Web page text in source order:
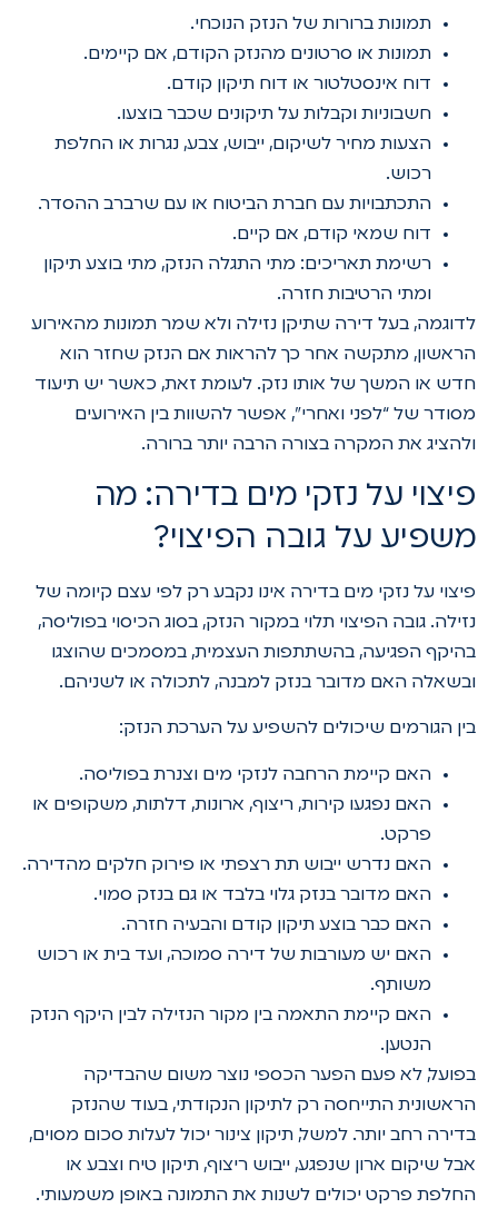
תמונות ברורות של הנזק הנוכחי.
תמונות או סרטונים מהנזק הקודם, אם קיימים.
דוח אינסטלטור או דוח תיקון קודם.
חשבוניות וקבלות על תיקונים שכבר בוצעו.
הצעות מחיר לשיקום, ייבוש, צבע, נגרות או החלפת
רכוש.
התכתבויות עם חברת הביטוח או עם שרברב ההסדר.
דוח שמאי קודם, אם קיים.
רשימת תאריכים: מתי התגלה הנזק, מתי בוצע תיקון
ומתי הרטיבות חזרה.
לדוגמה, בעל דירה שתיקן נזילה ולא שמר תמונות מהאירוע
הראשון, מתקשה אחר כך להראות אם הנזק שחזר הוא
חדש או המשך של אותו נזק. לעומת זאת, כאשר יש תיעוד
מסודר של “לפני ואחרי”, אפשר להשוות בין האירועים
ולהציג את המקרה בצורה הרבה יותר ברורה.
פיצוי על נזקי מים בדירה: מה
משפיע על גובה הפיצוי?
פיצוי על נזקי מים בדירה אינו נקבע רק לפי עצם קיומה של
נזילה. גובה הפיצוי תלוי במקור הנזק, בסוג הכיסוי בפוליסה,
בהיקף הפגיעה, בהשתתפות העצמית, במסמכים שהוצגו
ובשאלה האם מדובר בנזק למבנה, לתכולה או לשניהם.
בין הגורמים שיכולים להשפיע על הערכת הנזק:
האם קיימת הרחבה לנזקי מים וצנרת בפוליסה.
האם נפגעו קירות, ריצוף, ארונות, דלתות, משקופים או
פרקט.
האם נדרש ייבוש תת רצפתי או פירוק חלקים מהדירה.
האם מדובר בנזק גלוי בלבד או גם בנזק סמוי.
האם כבר בוצע תיקון קודם והבעיה חזרה.
האם יש מעורבות של דירה סמוכה, ועד בית או רכוש
משותף.
האם קיימת התאמה בין מקור הנזילה לבין היקף הנזק
הנטען.
בפועל, לא פעם הפער הכספי נוצר משום שהבדיקה
הראשונית התייחסה רק לתיקון הנקודתי, בעוד שהנזק
בדירה רחב יותר. למשל, תיקון צינור יכול לעלות סכום מסוים,
אבל שיקום ארון שנפגע, ייבוש ריצוף, תיקון טיח וצבע או
החלפת פרקט יכולים לשנות את התמונה באופן משמעותי.